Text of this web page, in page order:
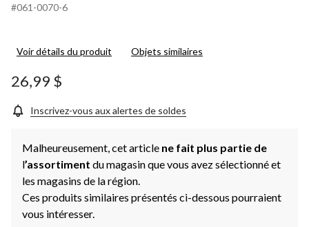
#061-0070-6
Voir détails du produit Objets similaires
26,99 $
Inscrivez-vous aux alertes de soldes
Malheureusement, cet article ne fait plus partie de
l’assortiment du magasin que vous avez sélectionné et
les magasins de la région.
Ces produits similaires présentés ci-dessous pourraient
vous intéresser.